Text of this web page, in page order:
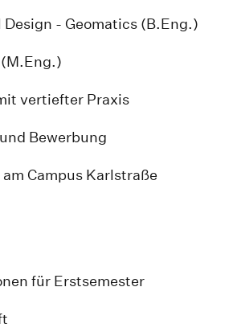
Design - Geomatics (B.Eng.)
vertiefter Praxis
Bewerbung
Campus Karlstraße
für Erstsemester